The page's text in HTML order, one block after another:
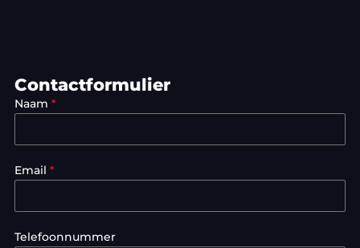
Contactformulier
Naam *
Email *
Telefoonnummer